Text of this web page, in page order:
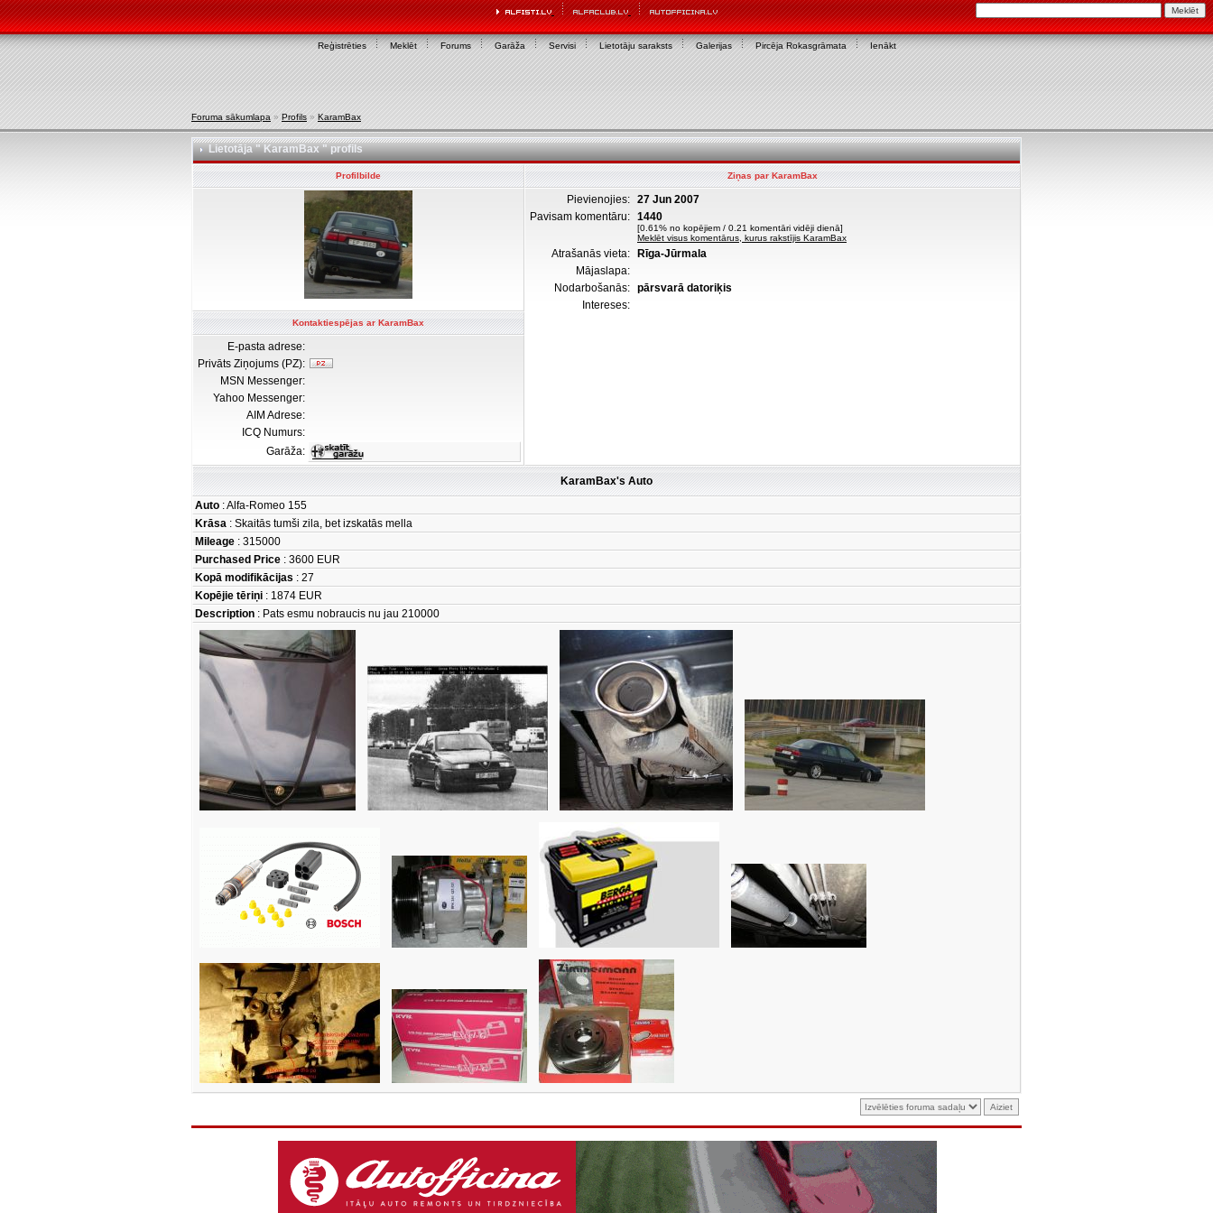
Reģistrēties Meklēt Forums Garāža Servisi Lietotāju saraksts Galerijas Pircēja Rokasgrāmata Ienākt
Foruma sākumlapa » Profils » KaramBax
Lietotāja " KaramBax " profils
Profilbilde Ziņas par KaramBax
Pievienojies: 27 Jun 2007
Pavisam komentāru: 1440
[0.61% no kopējiem / 0.21 komentāri vidēji dienā]
Meklēt visus komentārus, kurus rakstījis KaramBax
Atrašanās vieta:
Rīga-Jūrmala
Mājaslapa:
Nodarbošanās: pārsvarā datoriķis
Intereses:
Kontaktiespējas ar KaramBax
E-pasta adrese:
Privāts Ziņojums (PZ):
MSN Messenger:
Yahoo Messenger:
AIM Adrese:
ICQ Numurs:
Garāža:
KaramBax's Auto
Auto : Alfa-Romeo 155
Krāsa : Skaitās tumši zila, bet izskatās mella
Mileage : 315000
Purchased Price : 3600 EUR
Kopā modifikācijas : 27
Kopējie tēriņi : 1874 EUR
Description : Pats esmu nobraucis nu jau 210000